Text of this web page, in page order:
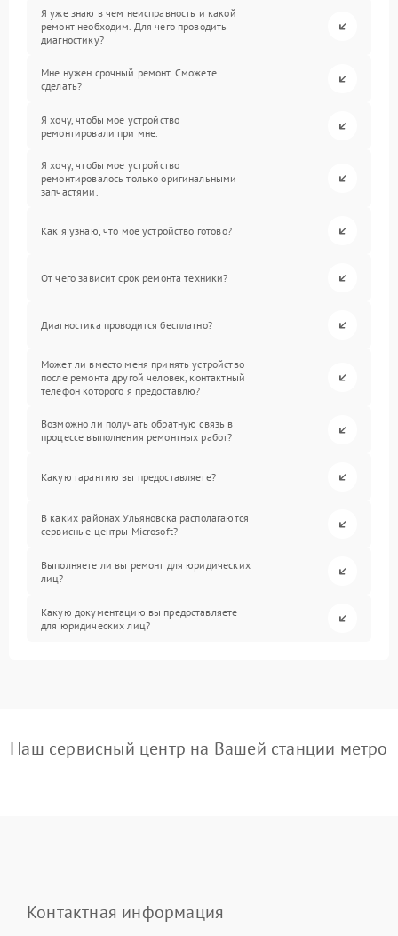
Я уже знаю в чем неисправность и какой
ремонт необходим. Для чего проводить
диагностику?
Мне нужен срочный ремонт. Сможете
сделать?
Я хочу, чтобы мое устройство
ремонтировали при мне.
Я хочу, чтобы мое устройство
ремонтировалось только оригинальными
запчастями.
Как я узнаю, что мое устройство готово?
От чего зависит срок ремонта техники?
Диагностика проводится бесплатно?
Может ли вместо меня принять устройство
после ремонта другой человек, контактный
телефон которого я предоставлю?
Возможно ли получать обратную связь в
процессе выполнения ремонтных работ?
Какую гарантию вы предоставляете?
В каких районах Ульяновска располагаются
сервисные центры Microsoft?
Выполняете ли вы ремонт для юридических
лиц?
Какую документацию вы предоставляете
для юридических лиц?
Наш сервисный центр на Вашей станции метро
Контактная информация